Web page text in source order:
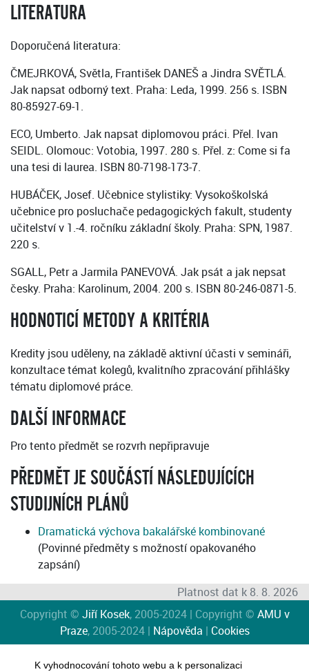
LITERATURA
Doporučená literatura:
ČMEJRKOVÁ, Světla, František DANEŠ a Jindra SVĚTLÁ.
Jak napsat odborný text. Praha: Leda, 1999. 256 s. ISBN
80-85927-69-1.
ECO, Umberto. Jak napsat diplomovou práci. Přel. Ivan
SEIDL. Olomouc: Votobia, 1997. 280 s. Přel. z: Come si fa
una tesi di laurea. ISBN 80-7198-173-7.
HUBÁČEK, Josef. Učebnice stylistiky: Vysokoškolská
učebnice pro posluchače pedagogických fakult, studenty
učitelství v 1.-4. ročníku základní školy. Praha: SPN, 1987.
220 s.
SGALL, Petr a Jarmila PANEVOVÁ. Jak psát a jak nepsat
česky. Praha: Karolinum, 2004. 200 s. ISBN 80-246-0871-5.
HODNOTICÍ METODY A KRITÉRIA
Kredity jsou uděleny, na základě aktivní účasti v semináři,
konzultace témat kolegů, kvalitního zpracování přihlášky
tématu diplomové práce.
DALŠÍ INFORMACE
Pro tento předmět se rozvrh nepřipravuje
PŘEDMĚT JE SOUČÁSTÍ NÁSLEDUJÍCÍCH
STUDIJNÍCH PLÁNŮ
Dramatická výchova bakalářské kombinované
(Povinné předměty s možností opakovaného
zapsání)
Platnost dat k 8. 8. 2026
Copyright © Jiří Kosek, 2005-2024 | Copyright © AMU v
Praze, 2005-2024 | Nápověda | Cookies
K vyhodnocování tohoto webu a k personalizaci